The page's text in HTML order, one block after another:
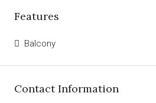
Features
Balcony
Contact Information